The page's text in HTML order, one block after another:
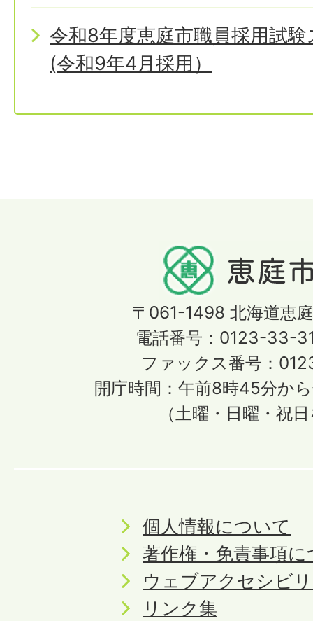
令和8年度恵庭市職員採用試
(令和9年4月採用）
〒061-1498 北海道恵
電話番号：0123-33-
ファックス番号：
開庁時間：午前8時45分か
（土曜・日曜・祝
個人情報について
著作権・免責事項
ウェブアクセシビ
リンク集